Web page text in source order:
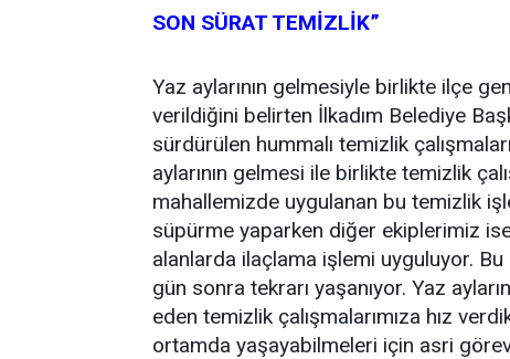
SON SÜRAT TEMİZLİK”
Yaz aylarının gelmesiyle birlikte ilçe
verildiğini belirten İlkadım Belediye
sürdürülen hummalı temizlik
aylarının gelmesi ile birlikte temizlik
mahallemizde uygulanan bu temizlik
süpürme yaparken diğer ekiplerimiz
alanlarda ilaçlama işlemi uyguluyor.
gün sonra tekrarı yaşanıyor. Yaz
eden temizlik çalışmalarımıza hız
ortamda yaşayabilmeleri için asri